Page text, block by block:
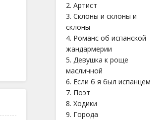
2. Артист
3. Склоны и склоны и
склоны
4. Романс об испанской
жандармерии
5. Девушка к роще
масличной
6. Если б я был испанцем
7. Поэт
8. Ходики
9. Города